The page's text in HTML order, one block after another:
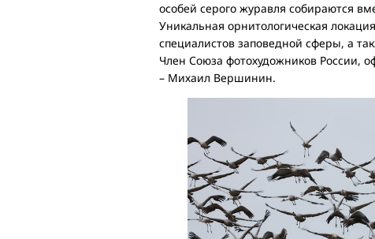
особей серого журавля собираются
Уникальная орнитологическая
специалистов заповедной сферы, а
Член Союза фотохудожников России,
– Михаил Вершинин.